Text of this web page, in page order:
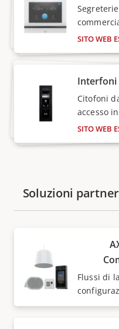
SITO WEB
Interfoni
Citofoni
accesso
SITO WEB
Soluzioni partner
Flussi di